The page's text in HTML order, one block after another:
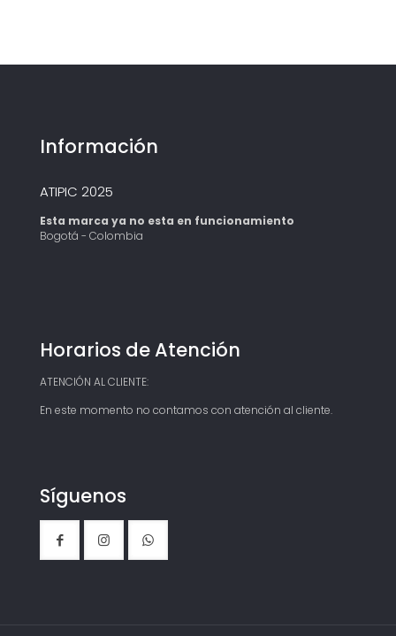
Información
ATIPIC 2025
Esta marca ya no esta en funcionamiento
Bogotá - Colombia
Horarios de Atención
ATENCIÓN AL CLIENTE:
En este momento no contamos con atención al cliente.
Síguenos